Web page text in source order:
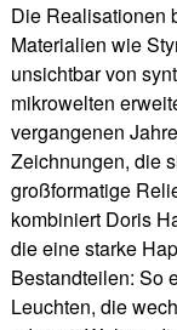
Die Realisationen
Materialien wie
unsichtbar von
mikrowelten
vergangenen
Zeichnungen, die
großformatige
kombiniert Doris
die eine starke
Bestandteilen: So
Leuchten, die